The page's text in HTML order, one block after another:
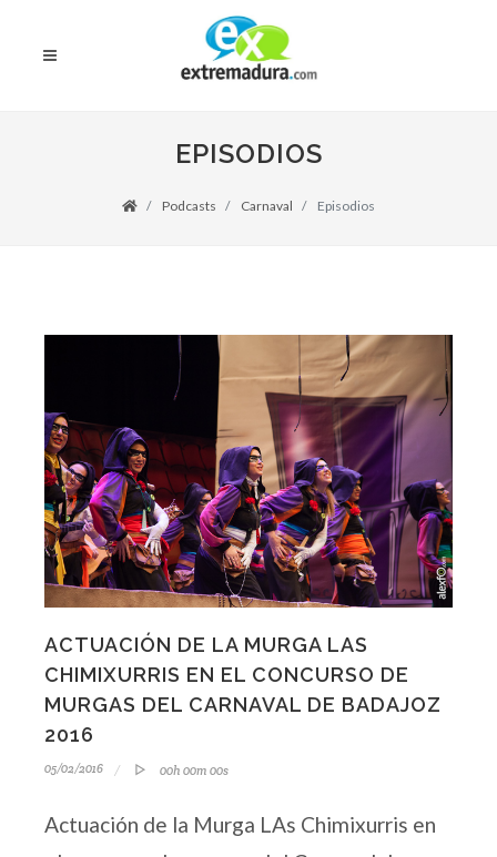
EPISODIOS
Podcasts Carnaval Episodios
ACTUACIÓN DE LA MURGA LAS
CHIMIXURRIS EN EL CONCURSO DE
MURGAS DEL CARNAVAL DE BADAJOZ
2016
05/02/2016 00h 00m 00s
Actuación de la Murga LAs Chimixurris en